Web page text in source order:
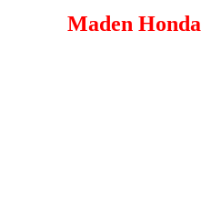
Maden Honda